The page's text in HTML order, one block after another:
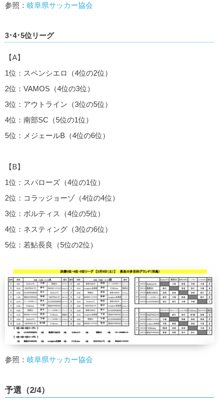
参照： 岐阜県サッカー協会
3･4･5位リーグ
【A】
1位：スペンシエロ（4位の2位）
2位：VAMOS（4位の3位）
3位：アウトライン（3位の5位）
4位：南部SC（5位の1位）
5位：メジェールB（4位の6位）
【B】
1位：スパローズ（4位の1位）
2位：コラッジョーゾ（4位の4位）
3位：ボルティス（4位の5位）
4位：ネスティング（3位の6位）
5位：若鮎長良（5位の2位）
参照： 岐阜県サッカー協会
予選（2/4）